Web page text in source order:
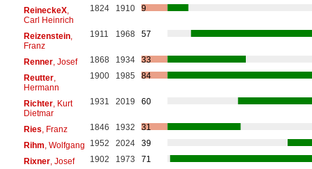
ReineckeX,
Carl Heinrich
1824 1910 9
Reizenstein,
Franz
1911 1968 57
Renner, Josef 1868 1934
33
Reutter,
Hermann
1900 1985 84
Richter, Kurt
Dietmar
1931 2019 60
Ries , Franz 1846 1932
31
Rihm , Wolfgang 1952 2024
39
Rixner, Josef 1902 1973
71